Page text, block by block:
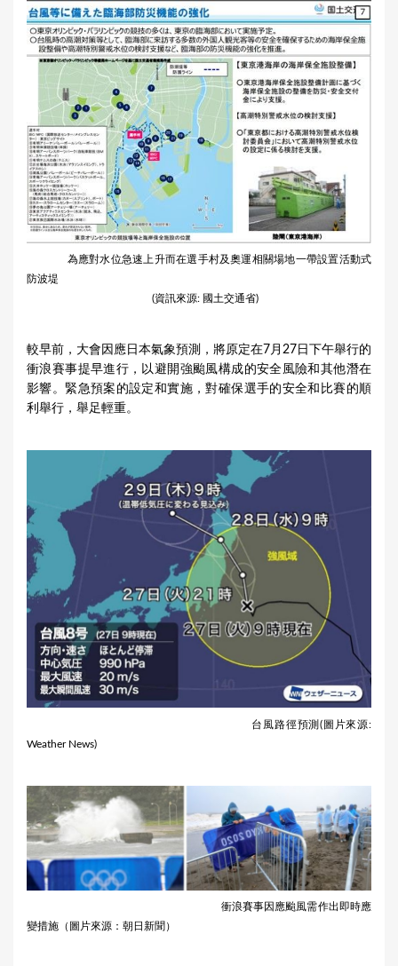
為應對水位急速上升而在選手村及奧運相關場地一帶設置活動式
防波堤
(資訊來源: 國土交通省)
較早前，大會因應日本氣象預測，將原定在7月27日下午舉行的
衝浪賽事提早進行，以避開強颱風構成的安全風險和其他潛在
影響。緊急預案的設定和實施，對確保選手的安全和比賽的順
利舉行，舉足輕重。
台風路徑預測(圖片來源:
Weather News)
衝浪賽事因應颱風需作出即時應
變措施（圖片來源：朝日新聞）